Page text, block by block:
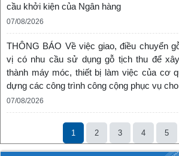
cầu khởi kiện của Ngân hàng
07/08/2026
THÔNG BÁO Về việc giao, điều chuyển
vị có nhu cầu sử dụng gỗ tịch thu để
thành máy móc, thiết bị làm việc của cơ
dựng các công trình công cộng phục vụ
07/08/2026
1 2 3 4 5